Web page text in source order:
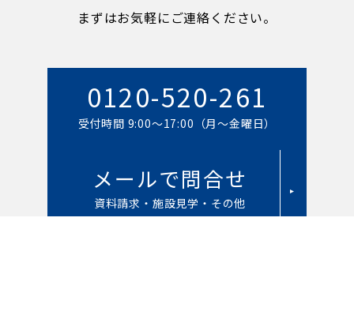
まずはお気軽にご連絡ください。
0120-520-261
受付時間 9:00～17:00（月～金曜日）
メールで問合せ
資料請求・施設見学・その他